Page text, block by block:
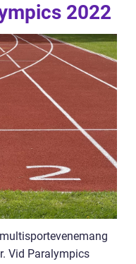
2022
Vid Paralympics